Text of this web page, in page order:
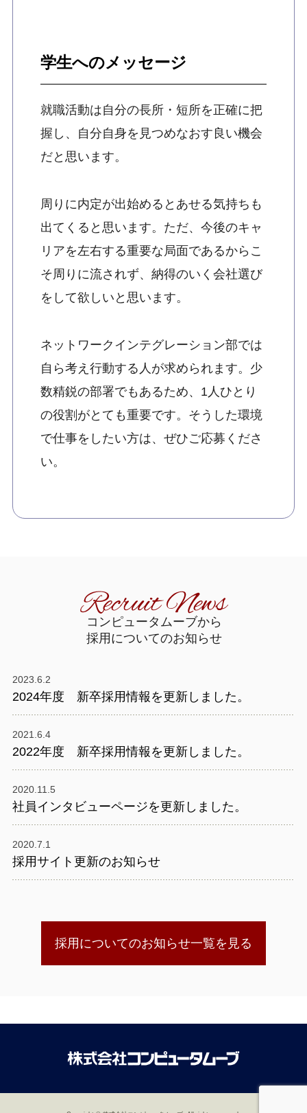
学生へのメッセージ
就職活動は自分の長所・短所を正確に把
握し、自分自身を見つめなおす良い機会
だと思います。
周りに内定が出始めるとあせる気持ちも
出てくると思います。ただ、今後のキャ
リアを左右する重要な局面であるからこ
そ周りに流されず、納得のいく会社選び
をして欲しいと思います。
ネットワークインテグレーション部では
自ら考え行動する人が求められます。少
数精鋭の部署でもあるため、1人ひとり
の役割がとても重要です。そうした環境
で仕事をしたい方は、ぜひご応募くださ
い。
コンピュータムーブから
採用についてのお知らせ
2023.6.2
2024年度 新卒採用情報を更新しました。
2021.6.4
2022年度 新卒採用情報を更新しました。
2020.11.5
社員インタビューページを更新しました。
2020.7.1
採用サイト更新のお知らせ
採用についてのお知らせ一覧を見る